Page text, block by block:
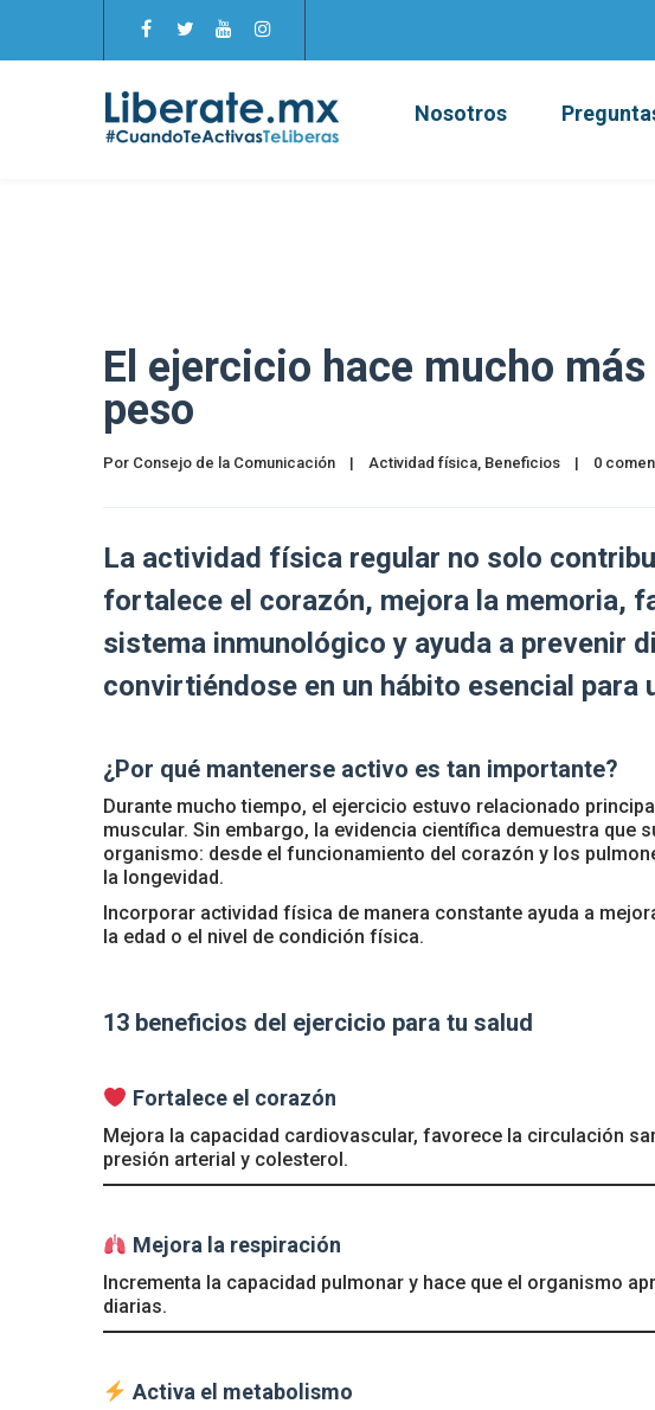
Nosotros
El ejercicio hace mucho
peso
Por Consejo de la Comunicación | Actividad física, Beneficios | 0
La actividad física regular no solo
fortalece el corazón, mejora la memoria,
sistema inmunológico y ayuda a prevenir
convirtiéndose en un hábito esencial para
¿Por qué mantenerse activo es tan importante?
Durante mucho tiempo, el ejercicio estuvo relacionado
muscular. Sin embargo, la evidencia científica demuestra que
organismo: desde el funcionamiento del corazón y los
la longevidad.
Incorporar actividad física de manera constante ayuda a
la edad o el nivel de condición física.
13 beneficios del ejercicio para tu salud
Fortalece el corazón
Mejora la capacidad cardiovascular, favorece la circulación
presión arterial y colesterol.
Mejora la respiración
Incrementa la capacidad pulmonar y hace que el organismo
diarias.
Activa el metabolismo